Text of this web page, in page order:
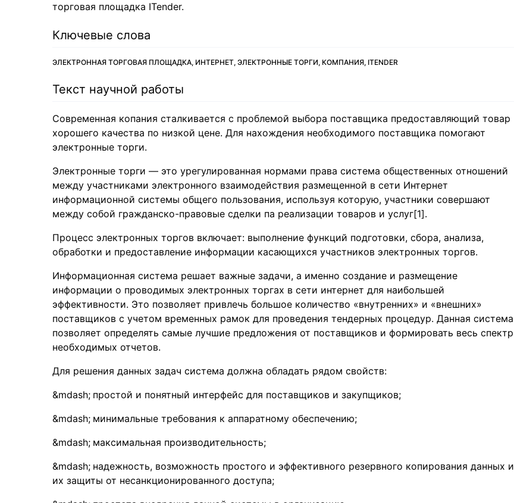
торговая площадка ITender.
Ключевые слова
ЭЛЕКТРОННАЯ ТОРГОВАЯ ПЛОЩАДКА, ИНТЕРНЕТ, ЭЛЕКТРОННЫЕ ТОРГИ, КОМПАНИЯ, ITENDER
Текст научной работы
Современная копания сталкивается с проблемой выбора поставщика предоставляющий товар
хорошего качества по низкой цене. Для нахождения необходимого поставщика помогают
электронные торги.
Электронные торги — это урегулированная нормами права система общественных отношений
между участниками электронного взаимодействия размещенной в сети Интернет
информационной системы общего пользования, используя которую, участники совершают
между собой гражданско-правовые сделки па реализации товаров и услуг[1].
Процесс электронных торгов включает: выполнение функций подготовки, сбора, анализа,
обработки и предоставление информации касающихся участников электронных торгов.
Информационная система решает важные задачи, а именно создание и размещение
информации о проводимых электронных торгах в сети интернет для наибольшей
эффективности. Это позволяет привлечь большое количество «внутренних» и «внешних»
поставщиков с учетом временных рамок для проведения тендерных процедур. Данная система
позволяет определять самые лучшие предложения от поставщиков и формировать весь спектр
необходимых отчетов.
Для решения данных задач система должна обладать рядом свойств:
простой и понятный интерфейс для поставщиков и закупщиков;
минимальные требования к аппаратному обеспечению;
максимальная производительность;
надежность, возможность простого и эффективного резервного копирования данных и
их защиты от несанкционированного доступа;